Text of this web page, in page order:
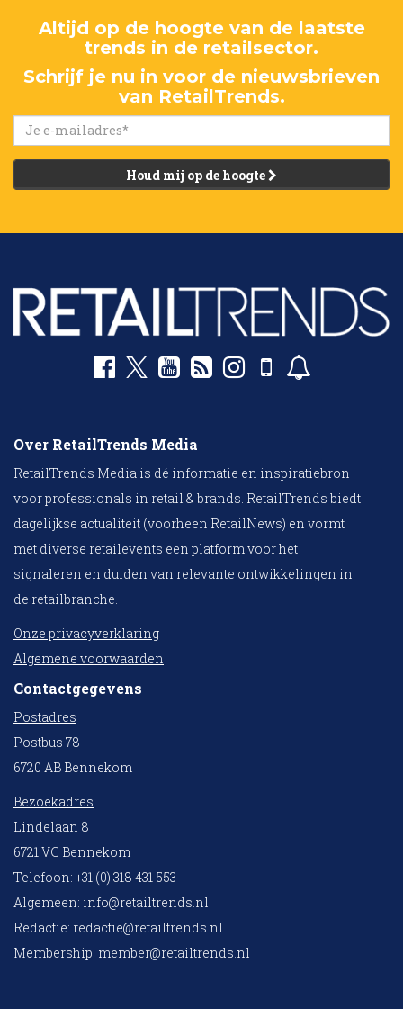
Altijd op de hoogte van de laatste
trends in de retailsector.
Schrijf je nu in voor de nieuwsbrieven
van RetailTrends.
Houd mij op de hoogte
Over RetailTrends Media
RetailTrends Media is dé informatie en inspiratiebron
voor professionals in retail & brands. RetailTrends biedt
dagelijkse actualiteit (voorheen RetailNews) en vormt
met diverse retailevents een platform voor het
signaleren en duiden van relevante ontwikkelingen in
de retailbranche.
Onze privacyverklaring
Algemene voorwaarden
Contactgegevens
Postadres
Postbus 78
6720 AB Bennekom
Bezoekadres
Lindelaan 8
6721 VC Bennekom
Telefoon: +31 (0) 318 431 553
Algemeen: info@retailtrends.nl
Redactie: redactie@retailtrends.nl
Membership: member@retailtrends.nl